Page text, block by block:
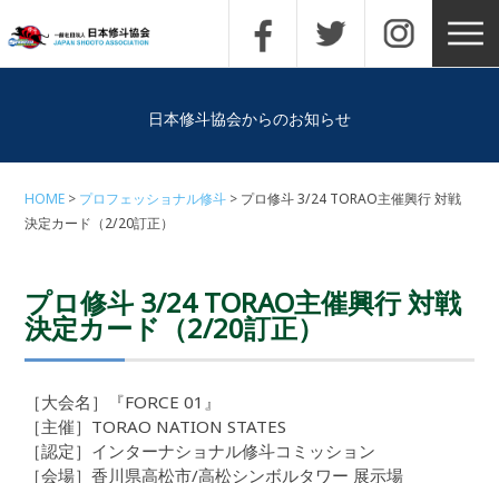
日本修斗協会からのお知らせ
HOME プロフェッショナル修斗
プロ修斗 3/24 TORAO主催興行 対戦
決定カード（2/20訂正）
プロ修斗 3/24 TORAO主催興行 対戦
決定カード（2/20訂正）
［大会名］『FORCE 01』
［主催］TORAO NATION STATES
［認定］インターナショナル修斗コミッション
［会場］香川県高松市/高松シンボルタワー 展示場